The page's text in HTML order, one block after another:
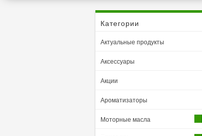
Категории
Актуальные продукты
Аксессуары
Акции
Ароматизаторы
Моторные масла